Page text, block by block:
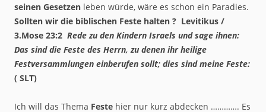
seinen Gesetzen leben würde, wäre es schon ein Paradies.
Sollten wir die biblischen Feste halten ? Levitikus /
3.Mose 23:2 Rede zu den Kindern Israels und sage ihnen:
Das sind die Feste des Herrn, zu denen ihr heilige
Festversammlungen einberufen sollt; dies sind meine Feste:
( SLT)
Ich will das Thema Feste hier nur kurz abdecken …………. Es